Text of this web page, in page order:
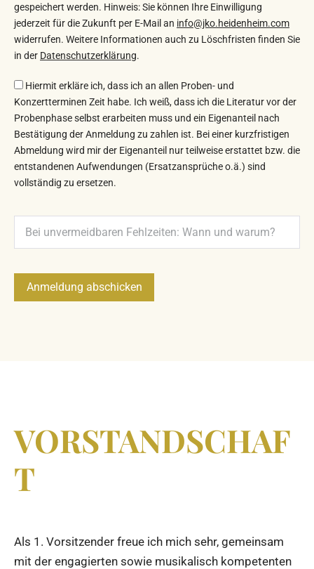
e
s
F
e
l
d
l
e
.
gespeichert werden. Hinweis: Sie können Ihre Einwilligung
jederzeit für die Zukunft per E­-Mail an info@jko.heidenheim.com
widerrufen. Weitere Informationen auch zu Löschfristen finden Sie
in der Datenschutzerklärung.
Hiermit erkläre ich, dass ich an allen Proben- und
Konzertterminen Zeit habe. Ich weiß, dass ich die Literatur vor der
Probenphase selbst erarbeiten muss und ein Eigenanteil nach
Bestätigung der Anmeldung zu zahlen ist. Bei einer kurzfristigen
Abmeldung wird mir der Eigenanteil nur teilweise erstattet bzw. die
entstandenen Aufwendungen (Ersatzansprüche o.ä.) sind
vollständig zu ersetzen.
VORSTANDSCHAF
T
Als 1. Vorsitzender freue ich mich sehr, gemeinsam
mit der engagierten sowie musikalisch kompetenten